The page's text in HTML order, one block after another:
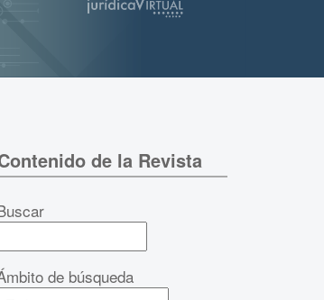
de la Revista
de búsqueda